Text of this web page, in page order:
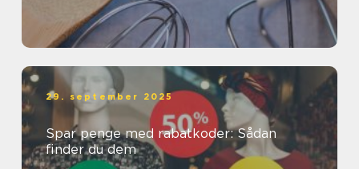
29. september 2025
Spar penge med rabatkoder: Sådan
finder du dem